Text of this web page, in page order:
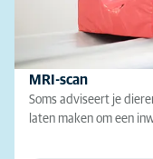
MRI-scan
Soms adviseert je
laten maken om een